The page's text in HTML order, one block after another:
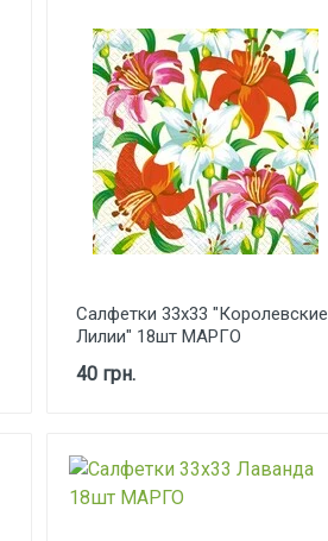
Салфетки 33х33 "Королевские
Лилии" 18шт МАРГО
40 грн.